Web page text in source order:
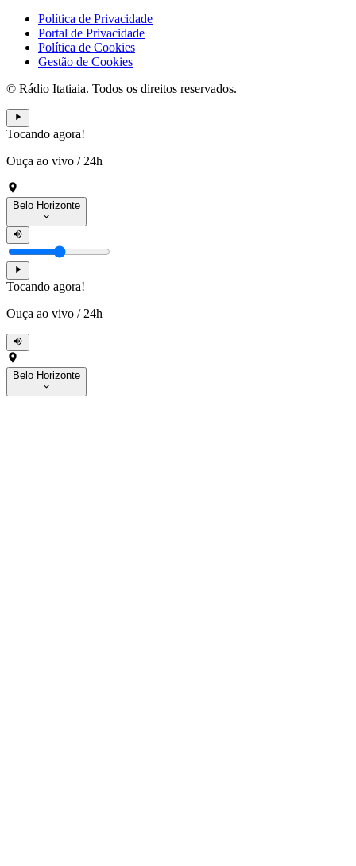
Política de Privacidade
Portal de Privacidade
Política de Cookies
Gestão de Cookies
© Rádio Itatiaia. Todos os direitos reservados.
Tocando agora!
Ouça ao vivo / 24h
Belo Horizonte
Tocando agora!
Ouça ao vivo / 24h
Belo Horizonte